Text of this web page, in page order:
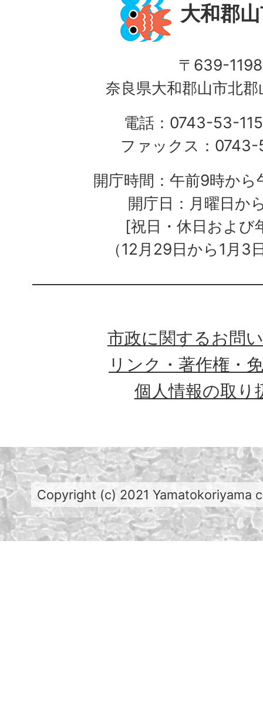
大和郡
〒639-1198
奈良県大和郡山市北
電話：0743-53-
ファックス：
開庁時間：午前9時か
開庁日：月曜日か
[祝日・休日および
（12月29日から1月3
市政に関するお問
リンク・著作権・
個人情報の取り
Copyright (c) 2021 Yamatokoriyama